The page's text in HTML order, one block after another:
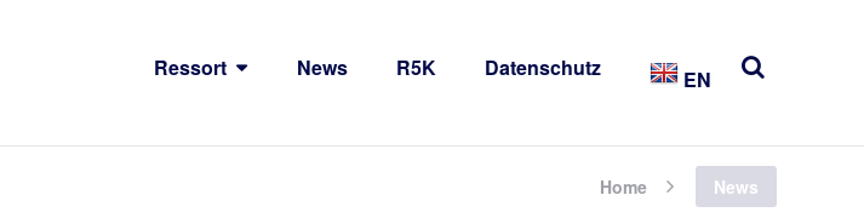
Ressort News R5K Datenschutz EN
Home News